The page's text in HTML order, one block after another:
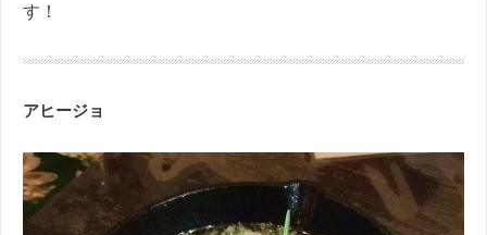
す！
アヒージョ